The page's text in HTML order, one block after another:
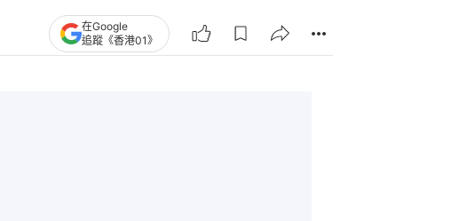
在Google
追蹤《香港01》